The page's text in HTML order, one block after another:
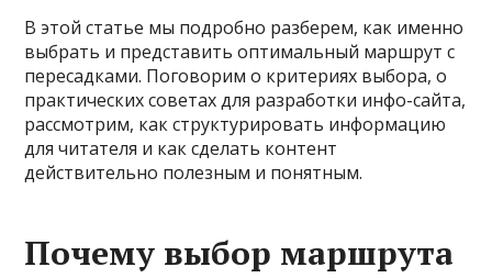
В этой статье мы подробно разберем, как именно
выбрать и представить оптимальный маршрут с
пересадками. Поговорим о критериях выбора, о
практических советах для разработки инфо-сайта,
рассмотрим, как структурировать информацию
для читателя и как сделать контент
действительно полезным и понятным.
Почему выбор маршрута